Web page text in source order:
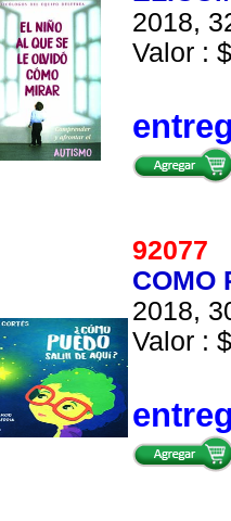
2018,
Valor :
92077
COMO
2018,
Valor :